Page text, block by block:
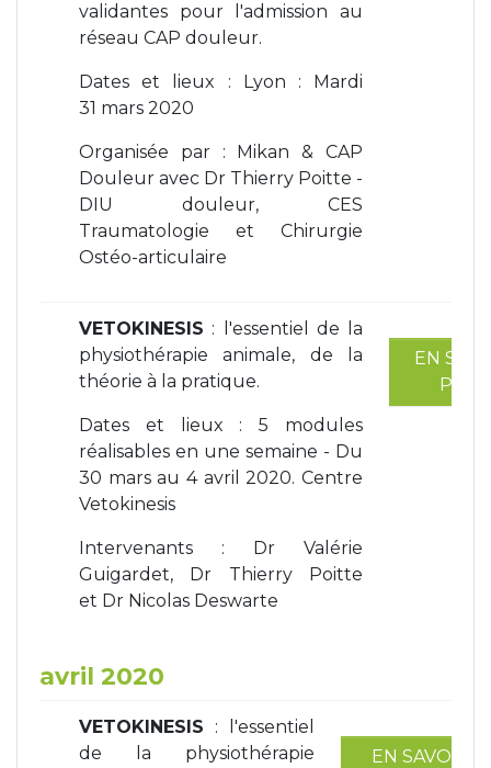
validantes pour l'admission au
réseau CAP douleur.
Dates et lieux : Lyon : Mardi
31 mars 2020
Organisée par : Mikan & CAP
Douleur avec Dr Thierry Poitte -
DIU douleur, CES
Traumatologie et Chirurgie
Ostéo-articulaire
VETOKINESIS : l'essentiel de la
physiothérapie animale, de la
théorie à la pratique.
Dates et lieux : 5 modules
réalisables en une semaine - Du
30 mars au 4 avril 2020. Centre
Vetokinesis
Intervenants : Dr Valérie
Guigardet, Dr Thierry Poitte
et Dr Nicolas Deswarte
EN
PLUS
avril 2020
VETOKINESIS : l'essentiel
de la physiothérapie
EN SAVOIR